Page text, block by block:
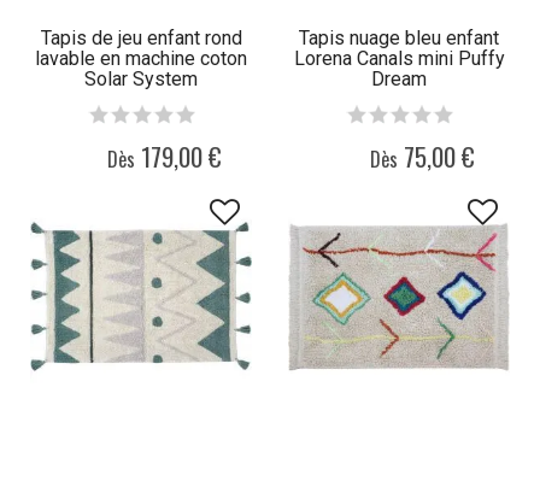
Tapis de jeu enfant rond
lavable en machine coton
Solar System
Dès 179,00 €
Tapis nuage bleu enfant
Lorena Canals mini Puffy
Dream
Dès 75,00 €